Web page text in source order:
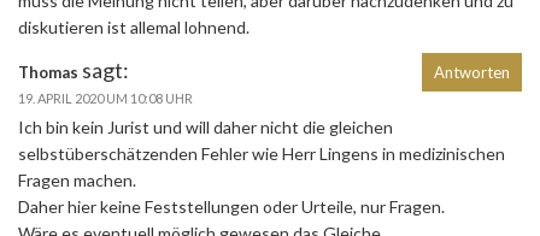
diskutieren ist allemal lohnend.
Thomas sagt:
19. APRIL 2020 UM 10:08 UHR
Ich bin kein Jurist und will daher nicht die gleichen
selbstüberschätzenden Fehler wie Herr Lingens in medizinischen
Fragen machen.
Daher hier keine Feststellungen oder Urteile, nur Fragen.
Antworten